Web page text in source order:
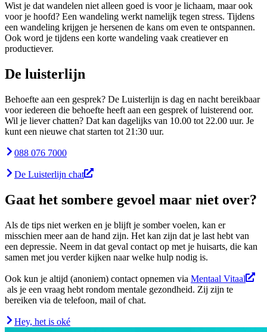
Wist je dat wandelen niet alleen goed is voor je lichaam, maar ook
voor je hoofd? Een wandeling werkt namelijk tegen stress. Tijdens
een wandeling krijgen je hersenen de kans om even te ontspannen.
Ook word je tijdens een korte wandeling vaak creatiever en
productiever.
De luisterlijn
Behoefte aan een gesprek? De Luisterlijn is dag en nacht bereikbaar
voor iedereen die behoefte heeft aan een gesprek of luisterend oor.
Wil je liever chatten? Dat kan dagelijks van 10.00 tot 22.00 uur. Je
kunt een nieuwe chat starten tot 21:30 uur.
088 076 7000
De Luisterlijn chat
Gaat het sombere gevoel maar niet over?
Als de tips niet werken en je blijft je somber voelen, kan er
misschien meer aan de hand zijn. Het kan zijn dat je last hebt van
een depressie. Neem in dat geval contact op met je huisarts, die kan
samen met jou verder kijken naar welke hulp nodig is.
Ook kun je altijd (anoniem) contact opnemen via Mentaal Vitaal
als je een vraag hebt rondom mentale gezondheid. Zij zijn te
bereiken via de telefoon, mail of chat.
Hey, het is oké